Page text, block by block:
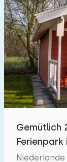
1 2
Badezimmer:
1 2
Entfernungen
Von Oirschot
Gemütlich
Ferienpark